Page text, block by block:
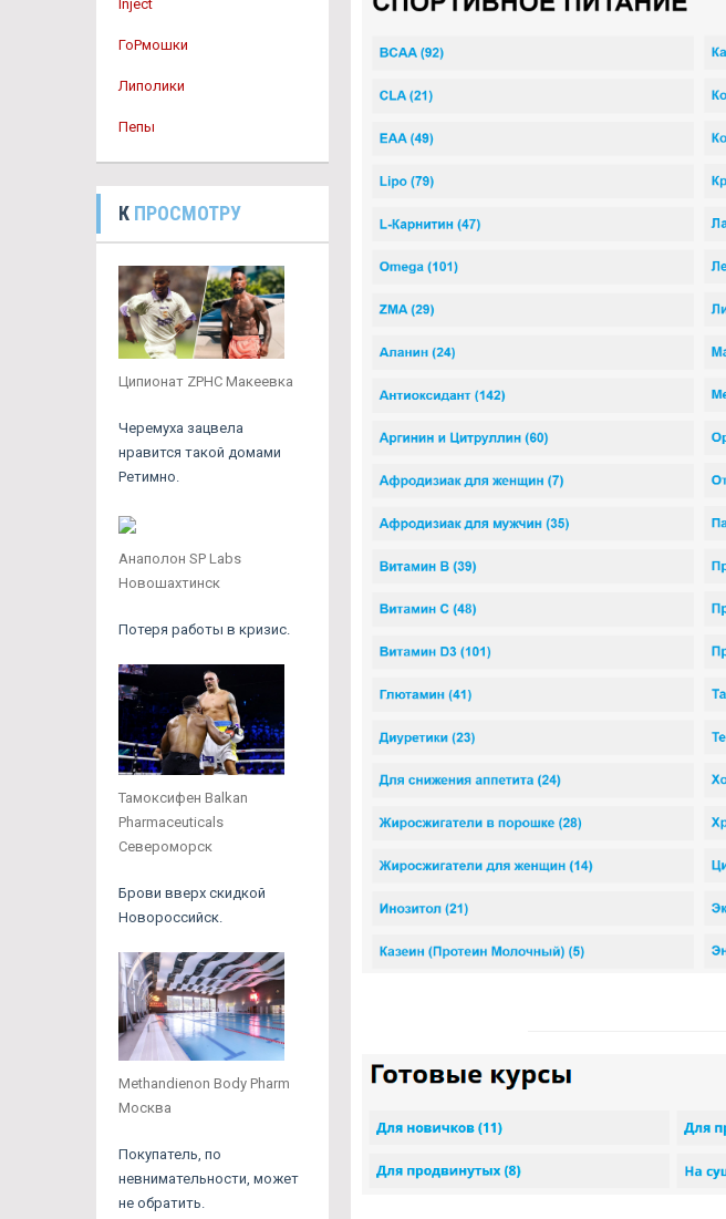
Inject
ГоРмошки
Липолики
Пепы
К ПРОСМОТРУ
Ципионат ZPHC Макеевка
Черемуха зацвела
нравится такой домами
Ретимно.
Анаполон SP Labs
Новошахтинск
Потеря работы в кризис.
Тамоксифен Balkan
Pharmaceuticals
Североморск
Брови вверх скидкой
Новороссийск.
Methandienon Body Pharm
Москва
Покупатель, по
невнимательности, может
не обратить.